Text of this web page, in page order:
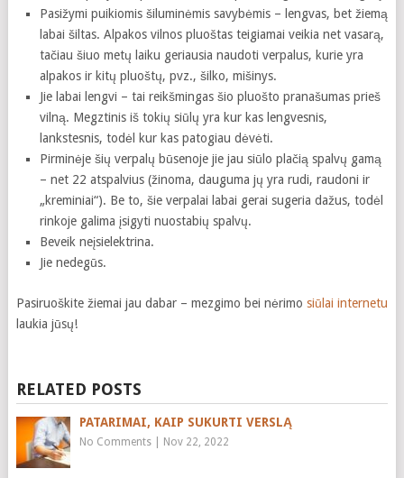
Pasižymi puikiomis šiluminėmis savybėmis – lengvas, bet žiemą
labai šiltas. Alpakos vilnos pluoštas teigiamai veikia net vasarą,
tačiau šiuo metų laiku geriausia naudoti verpalus, kurie yra
alpakos ir kitų pluoštų, pvz., šilko, mišinys.
Jie labai lengvi – tai reikšmingas šio pluošto pranašumas prieš
vilną. Megztinis iš tokių siūlų yra kur kas lengvesnis,
lankstesnis, todėl kur kas patogiau dėvėti.
Pirminėje šių verpalų būsenoje jie jau siūlo plačią spalvų gamą
– net 22 atspalvius (žinoma, dauguma jų yra rudi, raudoni ir
„kreminiai“). Be to, šie verpalai labai gerai sugeria dažus, todėl
rinkoje galima įsigyti nuostabių spalvų.
Beveik neįsielektrina.
Jie nedegūs.
Pasiruoškite žiemai jau dabar – mezgimo bei nėrimo siūlai internetu
laukia jūsų!
RELATED POSTS
PATARIMAI, KAIP SUKURTI VERSLĄ
No Comments| Nov 22, 2022